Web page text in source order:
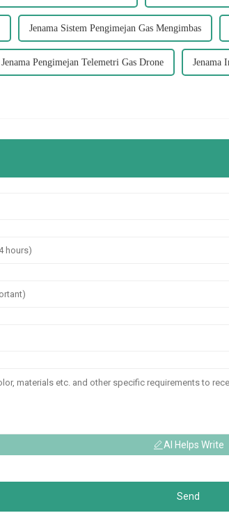
Jenama Sistem Pengimejan Gas Mengimbas
Jenama Pengimejan Telemetri Gas Drone Jenama
AI Helps Write
Send